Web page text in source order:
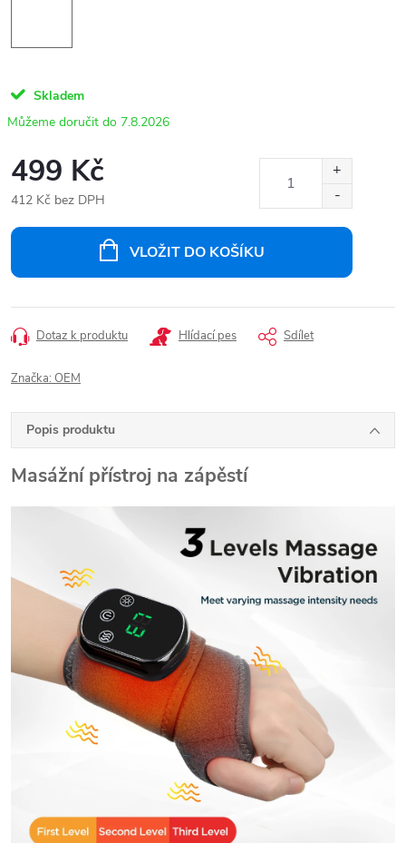
Skladem
7.8.2026
499 Kč
412 Kč bez DPH
VLOŽIT DO KOŠÍKU
Dotaz k produktu Hlídací pes Sdílet
Značka: OEM
Popis produktu
Masážní přístroj na zápěstí